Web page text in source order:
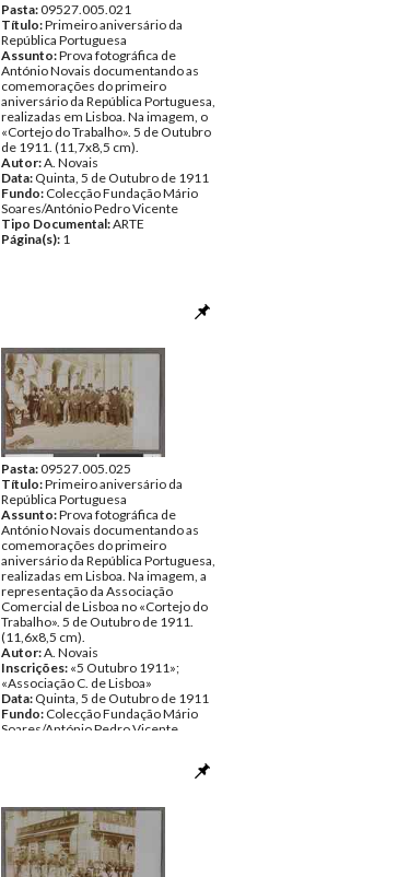
Pasta:09527.005.021
Título:Primeiro aniversário da
República Portuguesa
Assunto:Prova fotográfica de
António Novais documentando as
comemorações do primeiro
aniversário da República Portuguesa,
realizadas em Lisboa. Na imagem, o
«Cortejo do Trabalho». 5 de Outubro
de 1911. (11,7x8,5 cm).
Autor:A. Novais
Data: Quinta, 5 de Outubro de 1911
Fundo: Colecção Fundação Mário
Soares/António Pedro Vicente
Tipo Documental:ARTE
Página(s): 1
Pasta:09527.005.025
Título:Primeiro aniversário da
República Portuguesa
Assunto:Prova fotográfica de
António Novais documentando as
comemorações do primeiro
aniversário da República Portuguesa,
realizadas em Lisboa. Na imagem, a
representação da Associação
Comercial de Lisboa no «Cortejo do
Trabalho». 5 de Outubro de 1911.
(11,6x8,5 cm).
Autor:A. Novais
Inscrições: «5 Outubro 1911»;
«Associação C. de Lisboa»
Data: Quinta, 5 de Outubro de 1911
Fundo: Colecção Fundação Mário
Soares/António Pedro Vicente